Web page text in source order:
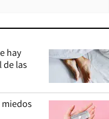
hay
de las